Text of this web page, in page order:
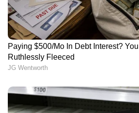
LATEST VIDEOS
ജാമ്യം ലഭിക്കാൻ തിടുക്കമില്ല;
അതിനാലാണ് അപേക്ഷ
നൽകാത്തത്;